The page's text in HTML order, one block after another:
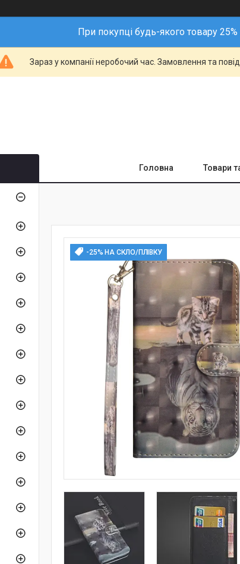
При покупці будь-якого товару
Зараз у компанії неробочий час. Замовлення та
Головна Товари
-25% НА СКЛО/ПЛІВКУ